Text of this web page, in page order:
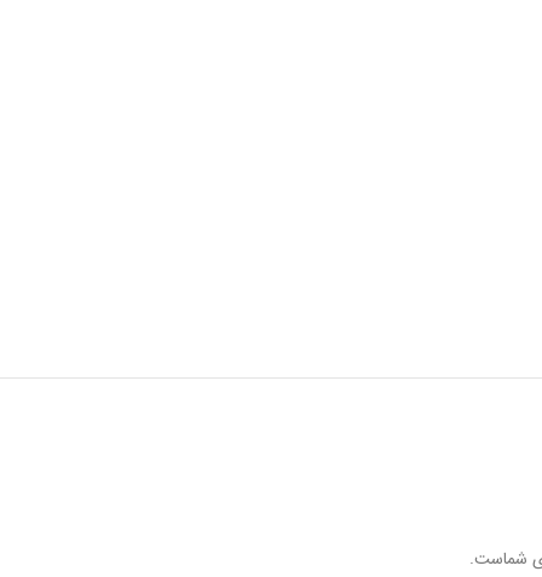
شماست.